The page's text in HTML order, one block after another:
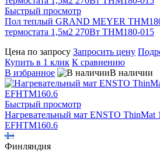
Быстрый просмотр
Пол теплый GRAND MEYER
термостата 1,5м2 270Вт THM180-015
Цена по запросу Запросить цену
Купить в 1 клик К сравнению
В избранное
В наличии
Быстрый просмотр
Нагревательный мат ENSTO ThinMat
EFHTM160.6
Финляндия